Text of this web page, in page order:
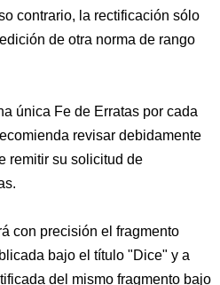
contrario, la rectificación sólo
de otra norma de rango
única Fe de Erratas por cada
revisar debidamente
remitir su solicitud de
con precisión el fragmento
bajo el título "Dice" y a
del mismo fragmento bajo